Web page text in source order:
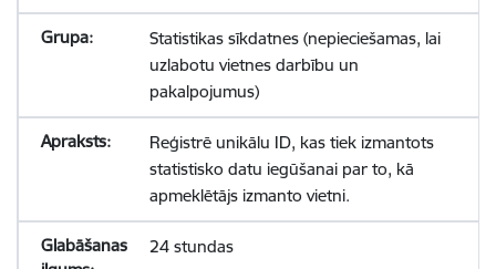
Statistikas sīkdatnes (nepieciešamas, lai
uzlabotu vietnes darbību un
pakalpojumus)
Reģistrē unikālu ID, kas tiek izmantots
statistisko datu iegūšanai par to, kā
apmeklētājs izmanto vietni.
24 stundas